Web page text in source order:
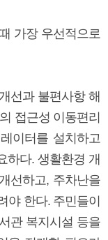
가장 우선적으로
선과 불편사항 해
접근성 이동편리
이터를 설치하고
하다. 생활환경 개
선하고, 주차난을
야 한다. 주민들이
관 복지시설 등을